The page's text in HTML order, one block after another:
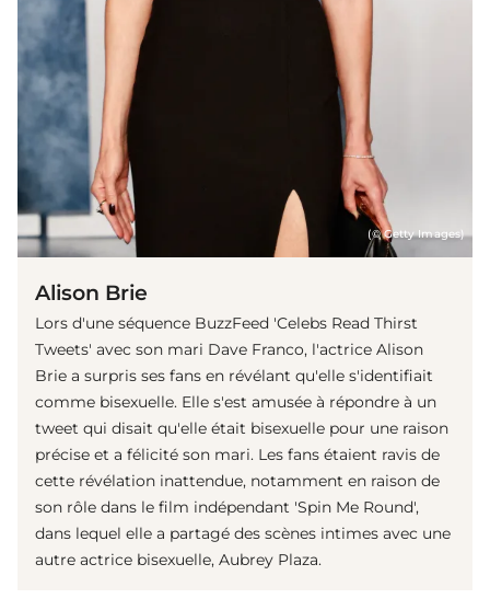
(© Getty Images)
Alison Brie
Lors d'une séquence BuzzFeed 'Celebs Read Thirst
Tweets' avec son mari Dave Franco, l'actrice Alison
Brie a surpris ses fans en révélant qu'elle s'identifiait
comme bisexuelle. Elle s'est amusée à répondre à un
tweet qui disait qu'elle était bisexuelle pour une raison
précise et a félicité son mari. Les fans étaient ravis de
cette révélation inattendue, notamment en raison de
son rôle dans le film indépendant 'Spin Me Round',
dans lequel elle a partagé des scènes intimes avec une
autre actrice bisexuelle, Aubrey Plaza.